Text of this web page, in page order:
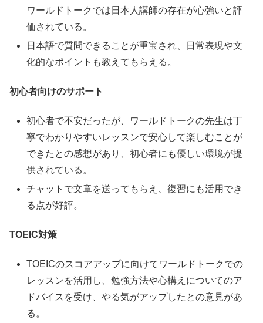
ワールドトークでは日本人講師の存在が心強いと評
価されている。
日本語で質問できることが重宝され、日常表現や文
化的なポイントも教えてもらえる。
初心者向けのサポート
初心者で不安だったが、ワールドトークの先生は丁
寧でわかりやすいレッスンで安心して楽しむことが
できたとの感想があり、初心者にも優しい環境が提
供されている。
チャットで文章を送ってもらえ、復習にも活用でき
る点が好評。
TOEIC対策
TOEICのスコアアップに向けてワールドトークでの
レッスンを活用し、勉強方法や心構えについてのア
ドバイスを受け、やる気がアップしたとの意見があ
る。